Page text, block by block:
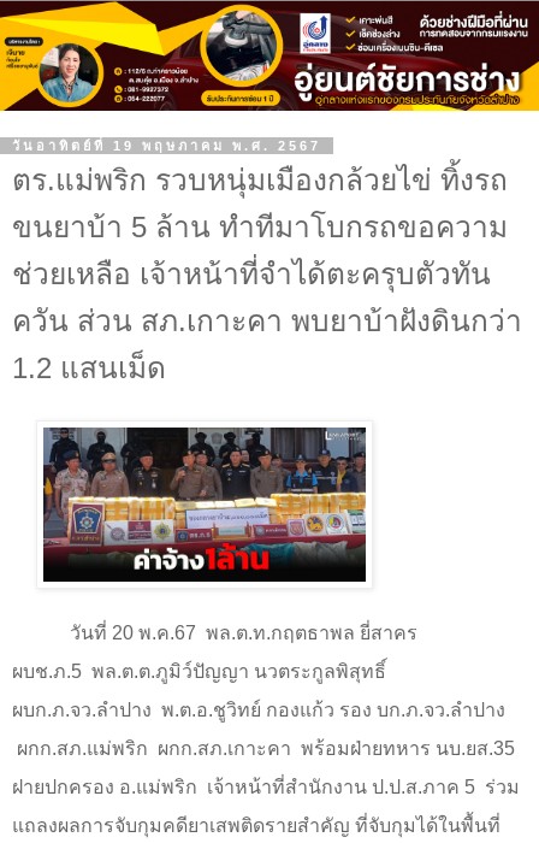
วันอาทิตย์ที่ 19 พฤษภาคม พ.ศ. 2567
ตร.แม่พริก รวบหนุ่มเมืองกล้วยไข่ ทิ้งรถ
ขนยาบ้า 5 ล้าน ทำทีมาโบกรถขอความ
ช่วยเหลือ เจ้าหน้าที่จำได้ตะครุบตัวทัน
ควัน ส่วน สภ.เกาะคา พบยาบ้าฝังดินกว่า
1.2 แสนเม็ด
วันที่ 20 พ.ค.67 พล.ต.ท.กฤตธาพล ยี่สาคร
ผบช.ภ.5 พล.ต.ต.ภูมิว์ปัญญา นวตระกูลพิสุทธิ์
ผบก.ภ.จว.ลำปาง พ.ต.อ.ชูวิทย์ กองแก้ว รอง บก.ภ.จว.ลำปาง
ผกก.สภ.แม่พริก ผกก.สภ.เกาะคา พร้อมฝ่ายทหาร นบ.ยส.35
ฝายปกครอง อ.แม่พริก เจ้าหน้าที่สำนักงาน ป.ป.ส.ภาค 5 ร่วม
แถลงผลการจับกุมคดียาเสพติดรายสำคัญ ที่จับกุมได้ในพื้นที่